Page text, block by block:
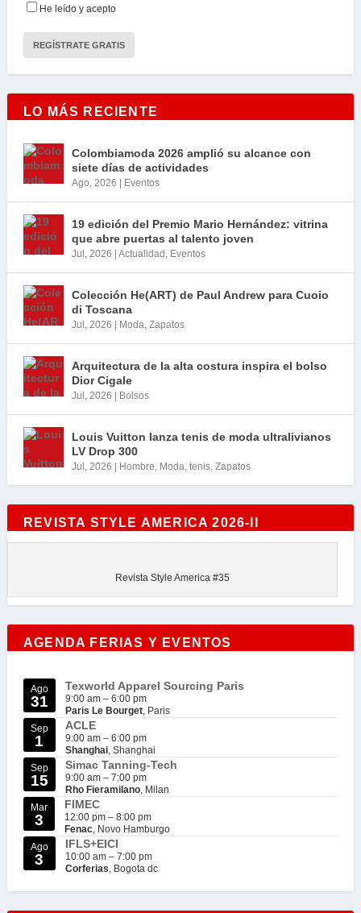
He leído y acepto
LO MÁS RECIENTE
Colombiamoda 2026 amplió su alcance con
siete días de actividades
Ago, 2026 Eventos
19 edición del Premio Mario Hernández: vitrina
que abre puertas al talento joven
Jul, 2026 Actualidad , Eventos
Colección He(ART) de Paul Andrew para Cuoio
di Toscana
Jul, 2026 Moda, Zapatos
Arquitectura de la alta costura inspira el bolso
Dior Cigale
Jul, 2026 Bolsos
Louis Vuitton lanza tenis de moda ultralivianos
LV Drop 300
Jul, 2026 Hombre, Moda, tenis, Zapatos
REVISTA STYLE AMERICA 2026-II
Revista Style America #35
AGENDA FERIAS Y EVENTOS
Ago
31
Texworld Apparel Sourcing Paris
9:00 am – 6:00 pm
Paris Le Bourget, Paris
Sep
1
ACLE
9:00 am – 6:00 pm
Shanghai, Shanghai
Sep
15
Simac Tanning-Tech
9:00 am – 7:00 pm
Rho Fieramilano, Milan
Mar
3
FIMEC
12:00 pm – 8:00 pm
Fenac, Novo Hamburgo
Ago
3
IFLS+EICI
10:00 am – 7:00 pm
Corferias, Bogota dc